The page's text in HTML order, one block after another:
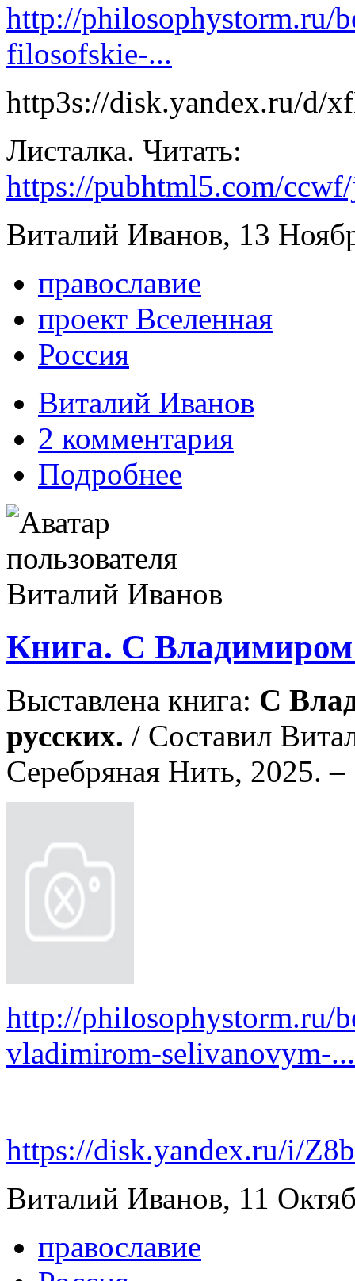
http://philosophystorm.ru/
filosofskie-...
http3s://disk.yandex.ru/d/
Листалка. Читать:
https://pubhtml5.com/
Виталий Иванов, 13
православие
проект Вселенная
Россия
Виталий Иванов
2 комментария
Подробнее
Книга. С
Выставлена книга: С
русских. / Составил
Серебряная Нить, 2025. –
http://philosophystorm.ru/
vladimirom-selivanovym-...
https://disk.yandex.ru/i/
Виталий Иванов, 11
православие